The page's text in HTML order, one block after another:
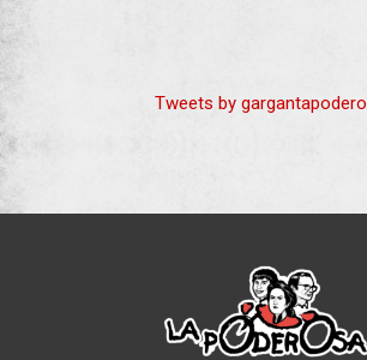
Tweets by gargantapodero